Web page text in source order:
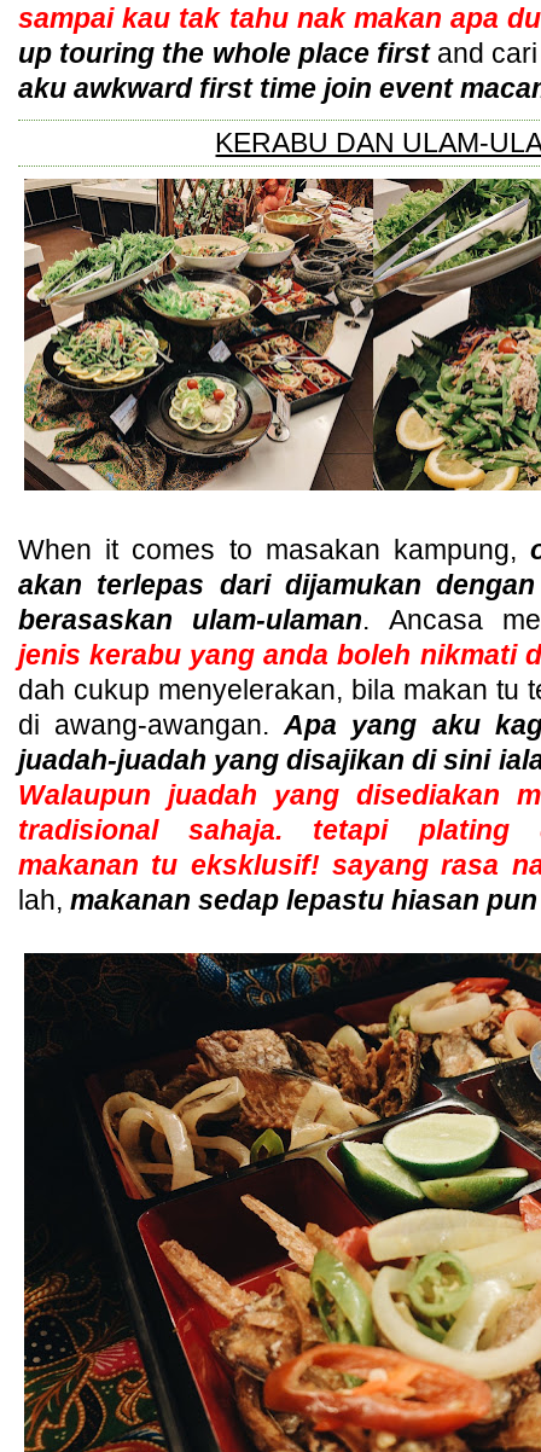
sampai kau tak tahu nak makan apa
up touring the whole place firstand
aku awkward first time join event
KERABU DAN ULAM-
When it comes to masakan kampung,
akan terlepas dari dijamukan
berasaskan ulam-ulaman. Ancasa
jenis kerabu yang anda boleh nikmati
dah cukup menyelerakan, bila makan tu
di awang-awangan.Apa yang aku
juadah-juadah yang disajikan di sini
Walaupun juadah yang disediakan
tradisional sahaja. tetapi plating
makanan tu eksklusif! sayang rasa
lah, makanan sedap lepastu hiasan